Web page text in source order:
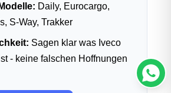
Daily, Eurocargo,
S-Way, Trakker
Sagen klar was Iveco
- keine falschen Hoffnungen